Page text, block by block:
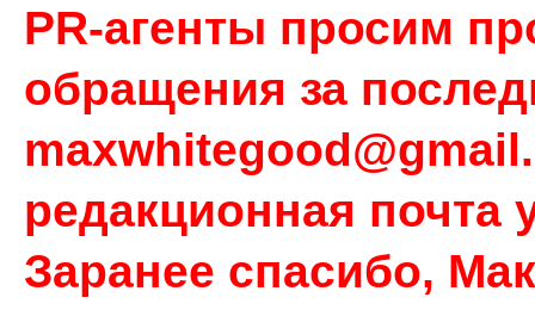
PR-агенты просим
обращения за
редакционная почта
Заранее спасибо,